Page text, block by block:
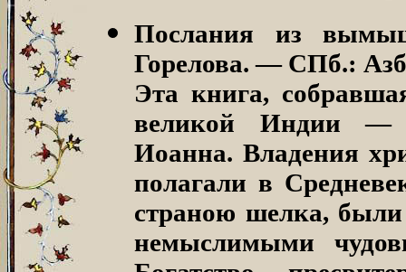
Послания из
Горелова. — СПб.:
Эта книга,
великой Индии —
Иоанна. Владения
полагали в
страною шелка,
немыслимыми